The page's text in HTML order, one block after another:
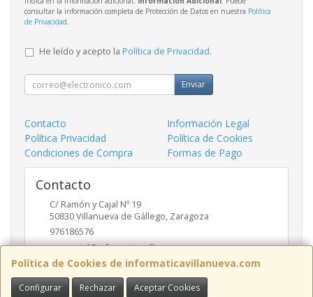
Política de Cookies de informaticavillanueva.com
Configurar Rechazar Aceptar Cookies
consultar la información completa de Protección de Datos en nuestra Política
de Privacidad.
He leído y acepto la Política de Privacidad.
Enviar
Contacto
Información Legal
Política Privacidad
Política de Cookies
Condiciones de Compra
Formas de Pago
Contacto
C/ Ramón y Cajal Nº 19
50830Villanueva de Gállego, Zaragoza
976186576
comercial@informaticavillanueva.com